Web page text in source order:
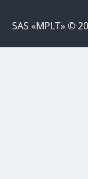
SAS «MPLT» ©